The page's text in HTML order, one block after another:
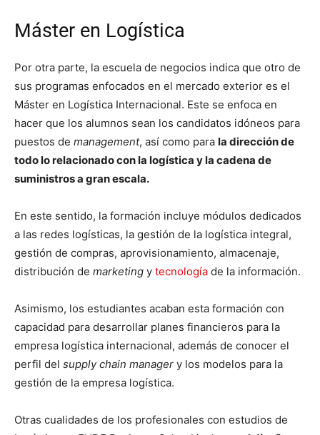
Máster en Logística
Por otra parte, la escuela de negocios indica que otro de
sus programas enfocados en el mercado exterior es el
Máster en Logística Internacional. Este se enfoca en
hacer que los alumnos sean los candidatos idóneos para
puestos de management, así como para la dirección de
todo lo relacionado con la logística y la cadena de
suministros a gran escala.
En este sentido, la formación incluye módulos dedicados
a las redes logísticas, la gestión de la logística integral,
gestión de compras, aprovisionamiento, almacenaje,
distribución de marketing y tecnología de la información.
Asimismo, los estudiantes acaban esta formación con
capacidad para desarrollar planes financieros para la
empresa logística internacional, además de conocer el
perfil del supply chain manager y los modelos para la
gestión de la empresa logística.
Otras cualidades de los profesionales con estudios de